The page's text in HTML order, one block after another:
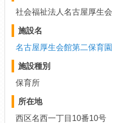
社会福祉法人名古屋厚生会
施設名
名古屋厚生会館第二保育園
施設種別
保育所
所在地
西区名西一丁目10番10号